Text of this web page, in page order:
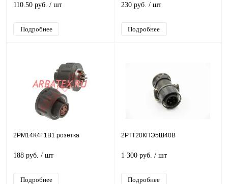
110.50 руб. / шт
Подробнее
230 руб. / шт
Подробнее
2РМ14К4Г1В1 розетка
188 руб. / шт
Подробнее
2РТТ20КПЭ5Ш40В
1 300 руб. / шт
Подробнее